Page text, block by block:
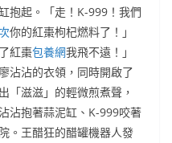
抱起。「走！K-999！我們
你的紅棗枸杞燃料了！」
紅棗包養網我飛不遠！」
沾沾的衣領，同時開啟了
「滋滋」的輕微煎煮聲，
沾抱著蒜泥缸、K-999咬著
。王醋狂的醋罐機器人發